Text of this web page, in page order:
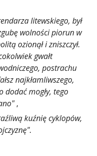
litewskiego, był
wolności piorun w
ozionął i zniszczył.
gwałt
postrachu
najkłamliwszego,
dodać mogły, tego
,
kuźnię cyklopów,